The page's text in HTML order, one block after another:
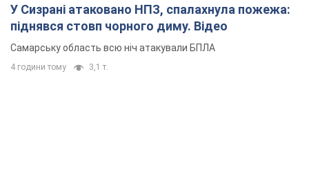
У Сизрані атаковано НПЗ, спалахнула пожежа:
піднявся стовп чорного диму. Відео
Самарську область всю ніч атакували БПЛА
4 години тому 3,1 т.